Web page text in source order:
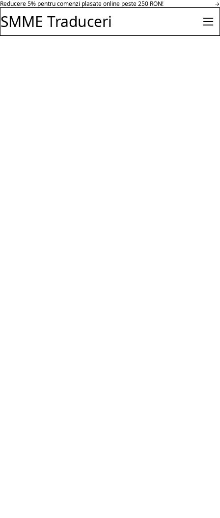
Salt la conținut
Reducere 30% pentru comenzi peste 500 RON in parteneriat cu Hazeloft
→
SMME Traduceri